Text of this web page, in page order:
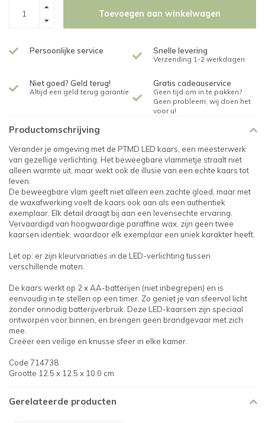
Toevoegen aan winkelwagen
Persoonlijke service Snelle levering
Verzending 1-2 werkdagen
Niet goed? Geld terug!
Altijd een geld terug garantie
Gratis cadeauservice
Geen tijd om in te pakken?
Geen probleem, wij doen het
voor u!
Productomschrijving
Verander je omgeving met de PTMD LED kaars, een meesterwerk
van gezellige verlichting. Het beweegbare vlammetje straalt niet
alleen warmte uit, maar wekt ook de illusie van een echte kaars tot
leven.
De beweegbare vlam geeft niet alleen een zachte gloed, maar met
de waxafwerking voelt de kaars ook aan als een authentiek
exemplaar. Elk detail draagt bij aan een levensechte ervaring.
Vervaardigd van hoogwaardige paraffine wax, zijn geen twee
kaarsen identiek, waardoor elk exemplaar een uniek karakter heeft.
Let op: er zijn kleurvariaties in de LED-verlichting tussen
verschillende maten.
De kaars werkt op 2 x AA-batterijen (niet inbegrepen) en is
eenvoudig in te stellen op een timer. Zo geniet je van sfeervol licht
zonder onnodig batterijverbruik. Deze LED-kaarsen zijn speciaal
ontworpen voor binnen, en brengen geen brandgevaar met zich
mee.
Creëer een veilige en knusse sfeer in elke kamer.
Code 714738
Grootte 12.5 x 12.5 x 10.0 cm
Gerelateerde producten